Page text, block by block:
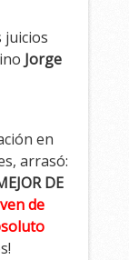
juicios
Jorge
en
arrasó:
DE
de